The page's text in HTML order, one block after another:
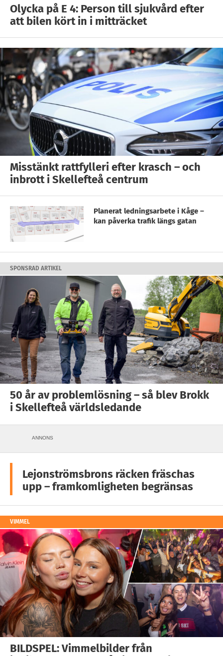
Olycka på E 4: Person till sjukvård efter
att bilen kört in i mitträcket
Misstänkt rattfylleri efter krasch – och
inbrott i Skellefteå centrum
Planerat ledningsarbete i Kåge –
kan påverka trafik längs gatan
SPONSRAD ARTIKEL
50 år av problemlösning – så blev Brokk
i Skellefteå världsledande
ANNONS
Lejonströmsbrons räcken fräschas
upp – framkomligheten begränsas
VIMMEL
BILDSPEL: Vimmelbilder från